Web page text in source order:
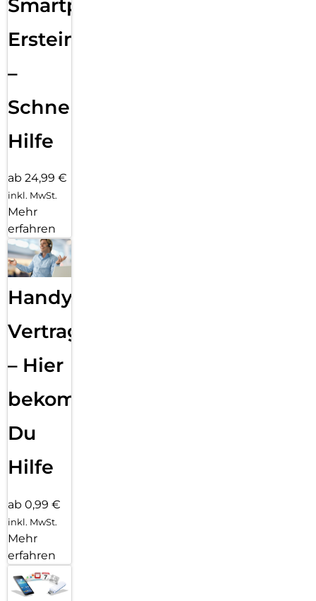
Smartphone
Ersteinrichtung
–
Schnelle
Hilfe
ab 24,99 €
inkl. MwSt.
Mehr
erfahren
Handy
Vertragsabwicklung
– Hier
bekommst
Du
Hilfe
ab 0,99 €
inkl. MwSt.
Mehr
erfahren